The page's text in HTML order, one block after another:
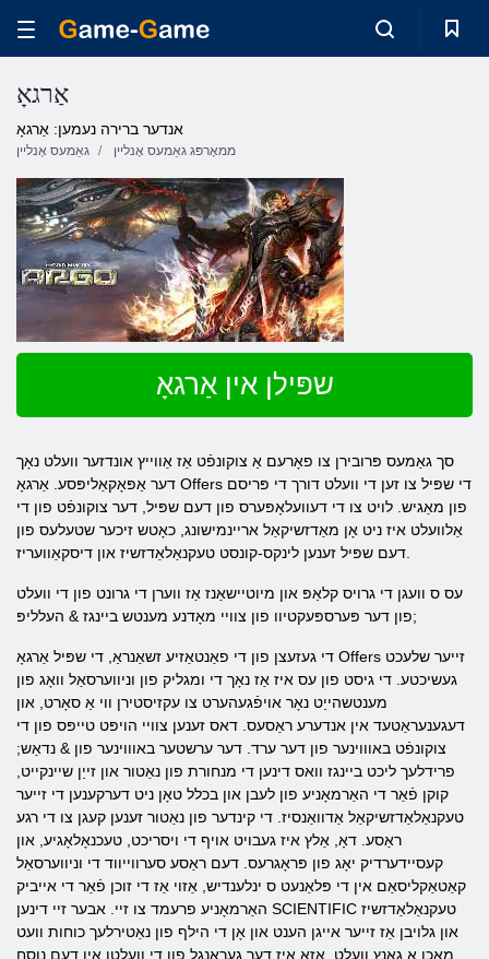
אַרגאָ
אנדער ברירה נעמען: אַרגאָ
גאַמעס אָנליין ממאָרפּג גאַמעס אָנליין
שפּילן אין אַרגאָ
סך גאַמעס פּרובירן צו פאָרעם אַ צוקונפֿט אַז אַווייץ אונדזער וועלט נאָך
דער אַפּאָקאַליפּסע. אַרגאָ Offers די שפּיל צו זען די וועלט דורך די פּריסם
פון מאַגיש. לויט צו די דעוועלאָפּערס פון דעם שפּיל, דער צוקונפֿט פון די
אַלוועלט איז ניט אָן מאַדזשיקאַל אריינמישונג, כאָטש זיכער שטעלעס פון
עס ס וועגן די גרויס קלאַפּ און מיוטיישאַנז אַז ווערן די גרונט פון די וועלט
פון דער פּערספּעקטיוו פון צוויי מאָדנע מענטש ביינגז & העלליפּ;
די געזעצן פון די פאַנטאַזיע זשאַנראַ, די שפּיל אַרגאָ Offers זייער שלעכט
געשיכטע. די גיסט פון עס איז אַז נאָך די ומגליק פון וניווערסאַל וואָג פון
מענטשהייַט נאָר אויפֿגעהערט צו עקזיסטירן ווי אַ סאָרט, און
דעגענעראַטעד אין אנדערע ראַסעס. דאס זענען צוויי הויפּט טייפּס פון די
צוקונפֿט באוווינער פון דער ערד. דער ערשטער באוווינער פון & נדאַש;
פרידלעך ליכט ביינגז וואס דינען די מנחורת פון נאַטור און זייַן שיינקייט,
קוקן פֿאַר די האַרמאָניע פון ​​לעבן און בכלל טאָן ניט דערקענען די זייער
טעקנאַלאַדזשיקאַל אַדוואַנסיז. די קינדער פון נאַטור זענען קעגן צו די רגע
ראַסע. דאָ, אַלץ איז געבויט אויף די ויסריכט, טעכנאָלאָגיע, און
קעסיידערדיק יאָג פון פּראָגרעס. דעם ראַסע סערווייווד די וניווערסאַל
קאַטאַקליסאַם אין די פּלאַנעט ס ינלענדיש, אַזוי אַז די זוכן פֿאַר די אייביק
האַרמאָניע פרעמד צו זיי. אבער זיי דינען SCIENTIFIC טעקנאַלאַדזשיז
און גלויבן אַז זייער אייגן הענט און אָן די הילף פון נאַטירלעך כוחות וועט
מאַכן אַ גאנץ וועלט. אַזאַ איז דער געראַנגל פון די וועלטן אין דעם נוסח